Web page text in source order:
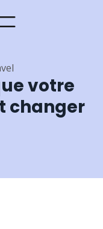
votre
changer